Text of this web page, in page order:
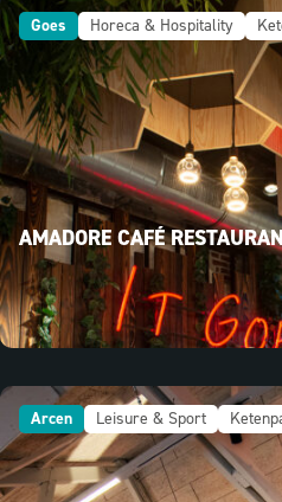
Goes Horeca & Hospitality
AMADORE CAFÉ
Arcen Leisure & Sport